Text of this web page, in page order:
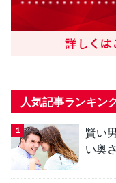
人気記事ランキン
賢い
い奥